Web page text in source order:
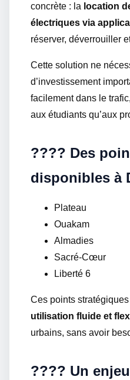
concrète : la location
électriques via
réserver, déverrouiller
Cette solution ne
d’investissement
facilement dans le
aux étudiants qu’aux
???? Des
disponibles à
Plateau
Ouakam
Almadies
Sacré-Cœur
Liberté 6
Ces points
utilisation fluide et
urbains, sans avoir
???? Un